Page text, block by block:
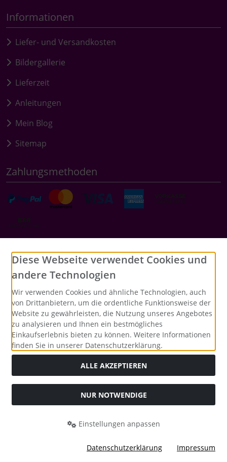
Informationen
Liefer- und Versandkosten
Bildergallerie
Lieferzeit
Anleitungen
Mein Blog
Sitemap
Zahlungsmethoden
Social Media
Alle Preise inkl. gesetzl. MwSt. zzgl.Versandkosten
durchgestrichenen Preise entsprechen dem bisherigen Preis
Merrys Bastelstübchen - Der kreative Shop für Bastelfans. ©
Diese Webseite verwendet Cookies und
andere Technologien
Wir verwenden Cookies und ähnliche Technologien, auch
von Drittanbietern, um die ordentliche Funktionsweise der
Website zu gewährleisten, die Nutzung unseres Angebotes
zu analysieren und Ihnen ein bestmögliches
Einkaufserlebnis bieten zu können. Weitere Informationen
finden Sie in unserer Datenschutzerklärung.
ALLE AKZEPTIEREN
NUR NOTWENDIGE
Einstellungen anpassen
Datenschutzerklärung Impressum